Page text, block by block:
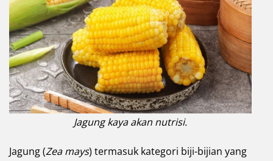
Jagung kaya akan nutrisi.
Jagung (Zea mays) termasuk kategori biji-bijian yang